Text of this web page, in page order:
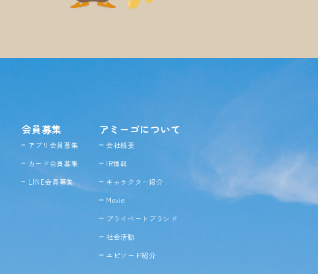
会員募集
アプリ会員募集
カード会員募集
LINE会員募集
アミーゴについて
会社概要
IR情報
キャラクター紹介
Movie
プライベートブランド
社会活動
エピソード紹介